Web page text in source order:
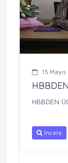
15
HBBDEN
İncele